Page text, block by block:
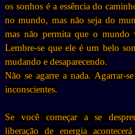
os sonhos é a essência do
no mundo, mas não seja do
mas não permita que o mundo
Lembre-se que ele é um belo
mudando e desaparecendo.
Não se agarre a nada. Agarrar-
inconscientes.
Se você começar a se
liberação de energia